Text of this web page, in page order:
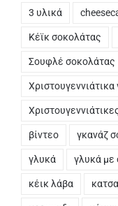
3 υλικά
Κέϊκ σοκολάτας
Σουφλέ σοκολάτας
Χριστουγεννιάτικα
βίντεο γκανάζ
γλυκά γλυκά με
κέικ λάβα